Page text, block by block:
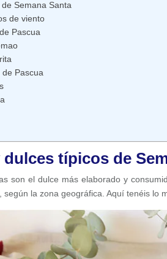
de Semana Santa
de viento
Pascua
de Pascua
típicos de
son el dulce más elaborado y
según la zona geográfica. Aquí tenéis lo